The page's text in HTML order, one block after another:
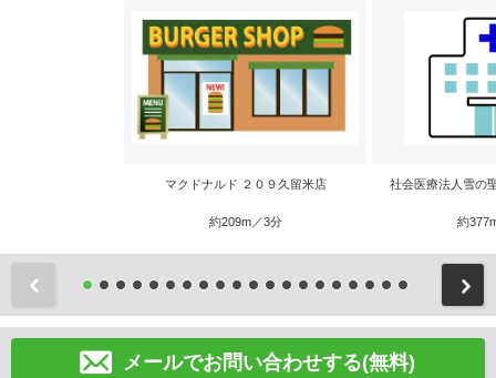
マクドナルド ２０９久留米店
約209m／3分
社会医療法人雪の
約
メールでお問い合わせする(無料)